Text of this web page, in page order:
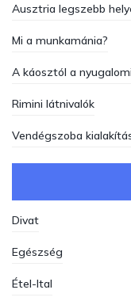
Ausztria legszebb
Mi a munkamánia?
A káosztól a
Rimini látnivalók
Vendégszoba
Divat
Egészség
Étel-Ital